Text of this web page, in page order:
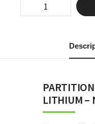
LITHIUM –